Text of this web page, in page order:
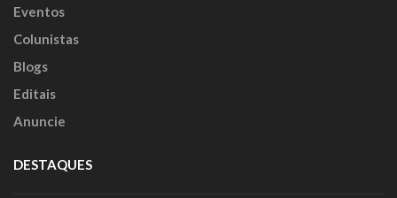
Eventos
Colunistas
Blogs
Editais
Anuncie
DESTAQUES